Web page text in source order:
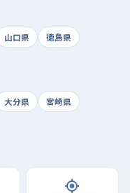
山口県
徳島県
大分県
宮崎県